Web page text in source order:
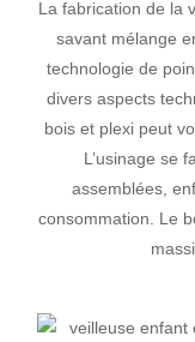
La fabrication de la
savant mélange
technologie de
divers aspects
bois et plexi peut
L’usinage se
assemblées,
consommation. Le